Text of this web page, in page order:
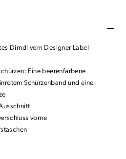
Dirndl vom Designer Label
Eine beerenfarbene
Schürzenband und eine
vorne